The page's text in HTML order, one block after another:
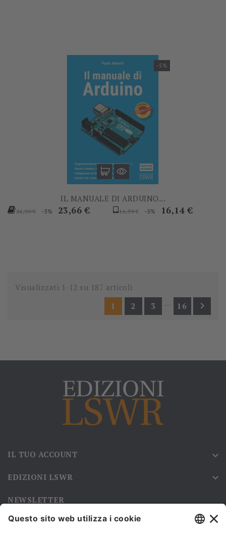
-5%
IL MANUALE DI ARDUINO...
Prezzo
24,90 € -5% Prezzo
23,66 €
Prezzo
16,99 € -5% Prezzo
16,14 €
Visualizzati 1-12 su 187 articoli
1
2 3 … 16 
IL TUO ACCOUNT 
EDIZIONI LSWR 
NEWSLETTER
Iscriviti alla nostra newsletter e rimani sempre aggiornato sulle